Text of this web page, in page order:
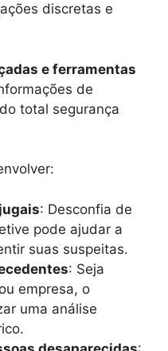
discretas e
e ferramentas
de
total segurança
: Desconfia de
pode ajudar a
suas suspeitas.
: Seja
empresa, o
uma análise